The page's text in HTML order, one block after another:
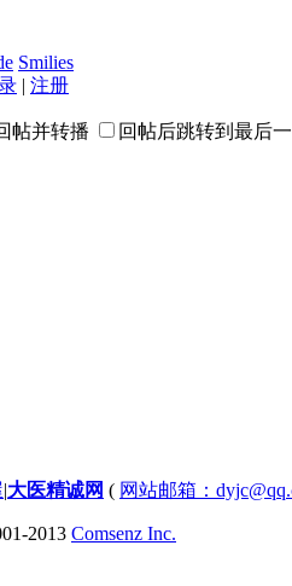
Smilies
| 注册
帖并转播 回帖后跳转到最后
|大医精诚网 ( 网站邮箱：
2013 Comsenz Inc.